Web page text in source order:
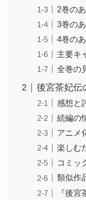
2巻の
3巻の
4巻の
主要キ
全巻の
後宮茶妃伝
感想と
続編の
アニメ
楽しむ
コミッ
類似作
『後